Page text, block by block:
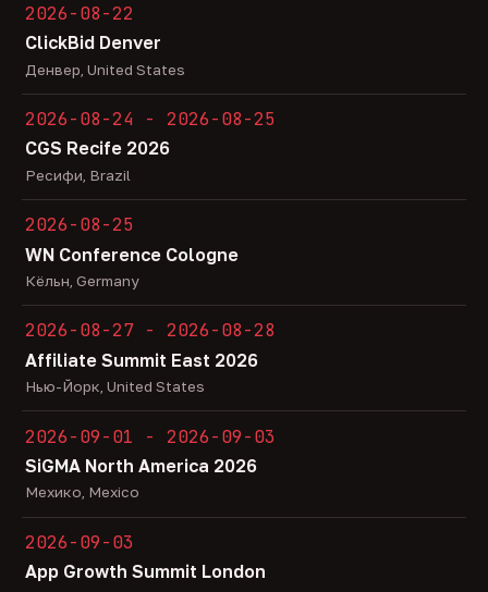
2026-08-22
ClickBid Denver
Денвер, United States
2026-08-24 - 2026-08-25
CGS Recife 2026
Ресифи, Brazil
2026-08-25
WN Conference Cologne
Кёльн, Germany
2026-08-27 - 2026-08-28
Affiliate Summit East 2026
Нью-Йорк, United States
2026-09-01 - 2026-09-03
SiGMA North America 2026
Мехико, Mexico
2026-09-03
App Growth Summit London